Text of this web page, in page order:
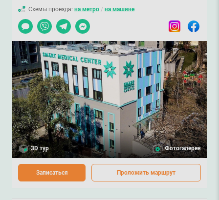
Схемы проезда: на метро / на машине
Чат
Viber TelegramMessenger InstagramFacebook
3D тур Фотогалерея
Записаться Проложить маршрут